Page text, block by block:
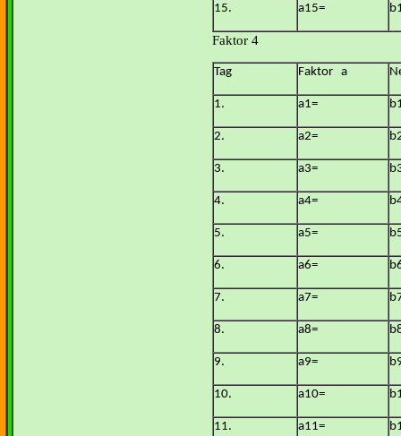
15. a15=
Faktor 4
Tag Faktor a
1. a1=
2. a2=
3. a3=
4. a4=
5. a5=
6. a6=
7. a7=
8. a8=
9. a9=
10. a10=
11. a11=